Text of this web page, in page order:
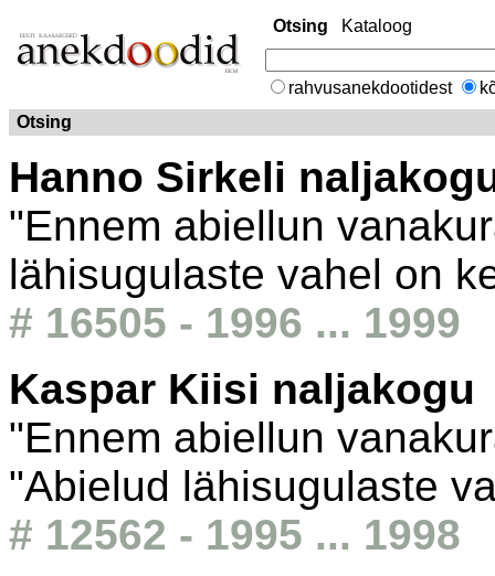
Otsing Kataloog
rahvusanekdootidest
Otsing
Hanno Sirkeli
"Ennem abiellun
lähisugulaste vahel on
# 16505 - 1996 ... 1999
Kaspar Kiisi naljakogu
"Ennem abiellun
"Abielud lähisugulaste
# 12562 - 1995 ... 1998